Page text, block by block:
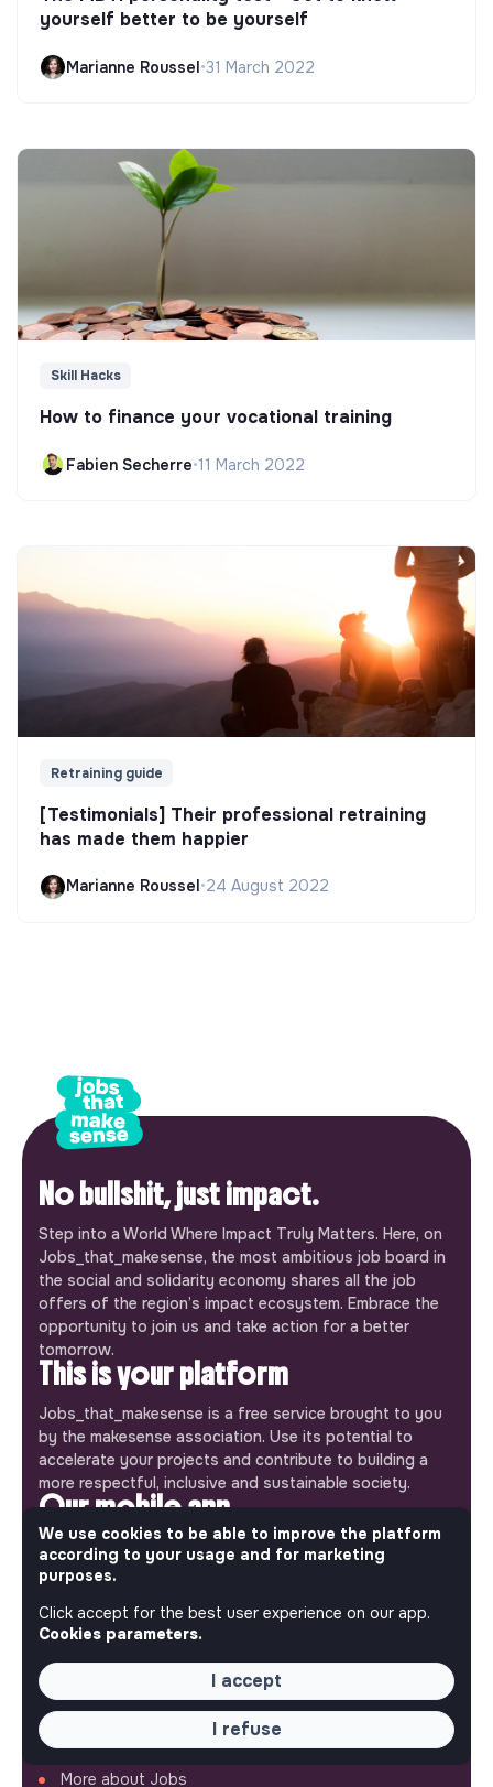
yourself better to be yourself
Marianne Roussel•31 March 2022
Skill Hacks
How to finance your vocational training
Fabien Secherre•11 March 2022
Retraining guide
[Testimonials] Their professional retraining
has made them happier
Marianne Roussel•24 August 2022
No bullshit, just impact.
Step into a World Where Impact Truly Matters. Here, on
Jobs_that_makesense, the most ambitious job board in
the social and solidarity economy shares all the job
offers of the region’s impact ecosystem. Embrace the
opportunity to join us and take action for a better
tomorrow.
This is your platform
Jobs_that_makesense is a free service brought to you
by the makesense association. Use its potential to
accelerate your projects and contribute to building a
more respectful, inclusive and sustainable society.
Our mobile app
Get jobs that make sense on your phone so you never
miss an opportunity.
iPhone Android
ABOUT
More about Jobs
We use cookies to be able to improve the platform
according to your usage and for marketing
purposes.
Click accept for the best user experience on our app.
Cookies parameters.
I accept
I refuse